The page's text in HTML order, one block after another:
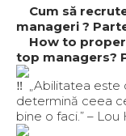
Cum să
manageri ?
How to
top managers?
„Abilitatea
determină ceea
bine o faci.” – Lou